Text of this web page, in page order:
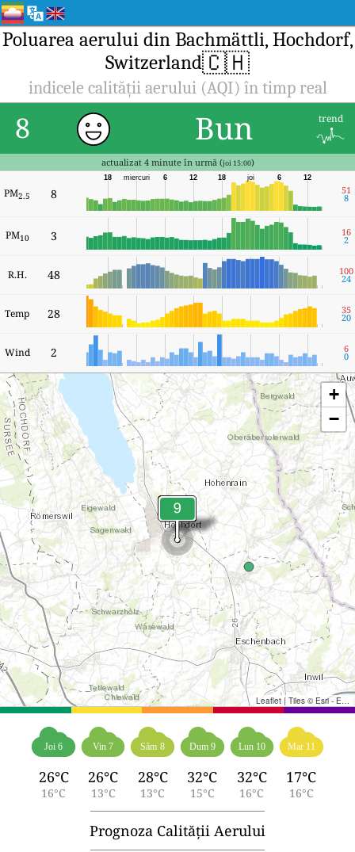
Poluarea aerului din Bachmättli, Hochdorf,
Switzerland🇨🇭
indicele calității aerului (AQI) în timp real
8 Bun trend
actualizat 4 minute în urmă (joi 15:00)
PM2.5 8
12
6
joi
18
12
6
miercuri
18
51
8
PM10 3 16
2
R.H. 48 100
24
Temp 28 35
20
Wind 2 6
0
+
−
Leaflet | Tiles © Esri - Esri, DeLorme, NAVTEQ, TomTom, Intermap, iPC, USGS, FAO, NPS, NRCAN, GeoBase, Kadaster NL, Ordnance Survey, Esri Japan, METI, Esri China (Hong Kong), and the GIS User Community
Joi 6
26°C
16°C
Vin 7
26°C
13°C
Sâm 8
28°C
13°C
Dum 9
32°C
15°C
Lun 10
32°C
16°C
Mar 11
17°C
16°C
Prognoza Calității Aerului